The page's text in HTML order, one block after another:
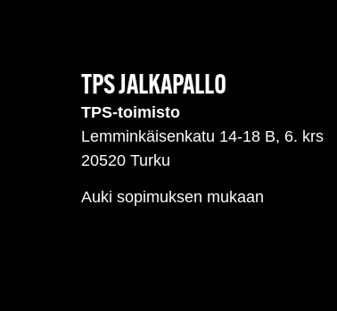
TPS JALKAPALLO
TPS-toimisto
Lemminkäisenkatu 14-18 B, 6. krs
20520 Turku
Auki sopimuksen mukaan